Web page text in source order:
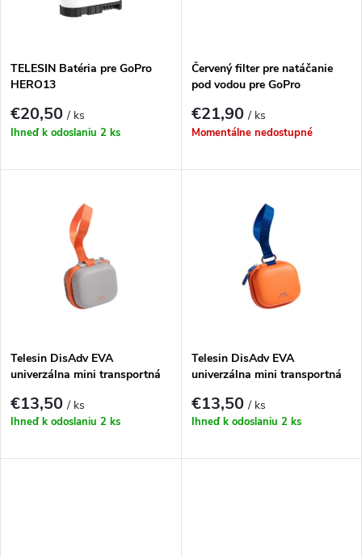
e
p
r
t
o
v
s
p
r
o
t
o
v
TELESIN Batéria pre GoPro
HERO13
€20,50/ ks
Ihneď k odoslaniu 2 ks
Červený filter pre natáčanie
pod vodou pre GoPro
€21,90/ ks
Momentálne nedostupné
Telesin DisAdv EVA
univerzálna mini transportná
(sivo-oranžová)
€13,50/ ks
Ihneď k odoslaniu 2 ks
Telesin DisAdv EVA
univerzálna mini transportná
(oranžová)
€13,50/ ks
Ihneď k odoslaniu 2 ks